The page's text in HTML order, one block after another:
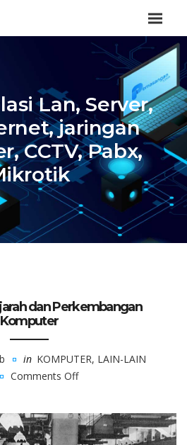
Lan, Server,
jaringan
CCTV, Pabx,
dan Perkembangan
Komputer
in KOMPUTER, LAIN-LAIN
Comments Off
Sejarah